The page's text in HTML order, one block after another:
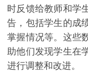
时反馈给教师和学
告，包括学生的成
掌握情况等。这些
助他们发现学生在
进行调整和改进。